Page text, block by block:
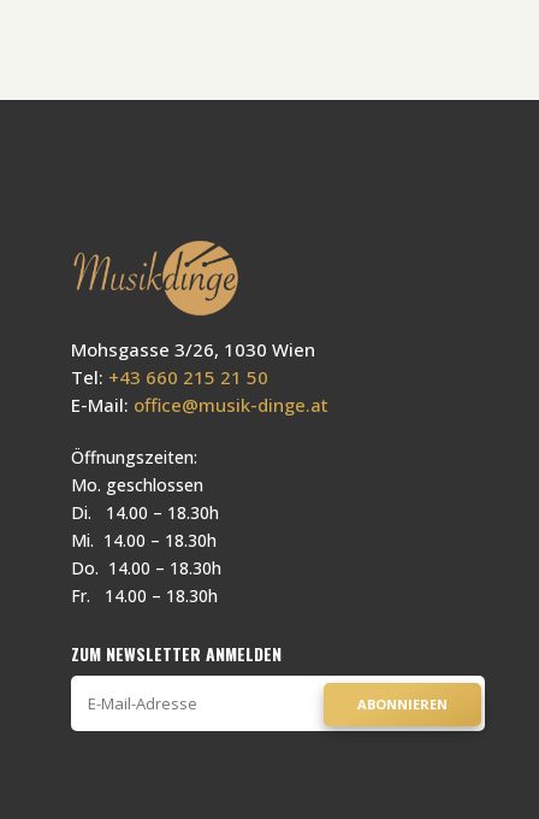
Mohsgasse 3/26, 1030 Wien
Tel: +43 660 215 21 50
E-Mail: office@musik-dinge.at
Öffnungszeiten:
Mo. geschlossen
Di. 14.00 – 18.30h
Mi. 14.00 – 18.30h
Do. 14.00 – 18.30h
Fr. 14.00 – 18.30h
ZUM NEWSLETTER ANMELDEN
ABONNIEREN